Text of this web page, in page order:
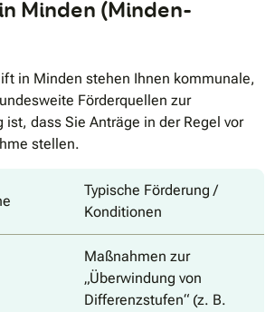
Minden (Minden-
in Minden stehen Ihnen kommunale,
Förderquellen zur
ist, dass Sie Anträge in der Regel vor
stellen.
Typische Förderung /
Konditionen
Maßnahmen zur
„Überwindung von
Differenzstufen“ (z. B.